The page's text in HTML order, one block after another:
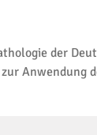
der
Anwendung